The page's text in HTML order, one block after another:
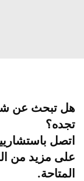
هل تبحث عن
تجده؟
اتصل
على مزيد من
المتاحة.